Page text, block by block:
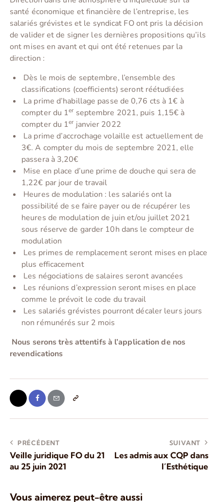
santé économique et financière de l’entreprise, les
salariés grévistes et le syndicat FO ont pris la décision
de valider et de signer les dernières propositions qu’ils
ont mises en avant et qui ont été retenues par la
direction :
Dès le mois de septembre, l’ensemble des
classifications (coefficients) seront réétudiées
La prime d’habillage passe de 0,76 cts à 1€ à
compter du 1er septembre 2021, puis 1,15€ à
compter du 1er janvier 2022
La prime d’accrochage volaille est actuellement de
3€. A compter du mois de septembre 2021, elle
passera à 3,20€
Mise en place d’une prime de douche qui sera de
1,22€ par jour de travail
Heures de modulation : les salariés ont la
possibilité de se faire payer ou de récupérer les
heures de modulation de juin et/ou juillet 2021
sous réserve de garder 10h dans le compteur de
modulation
Les primes de remplacement seront mises en place
plus efficacement
Les négociations de salaires seront avancées
Les réunions d’expression seront mises en place
comme le prévoit le code du travail
Les salariés grévistes pourront décaler leurs jours
non rémunérés sur 2 mois
Nous serons très attentifs à l’application de nos
revendications
PRÉCÉDENT
Veille juridique FO du 21
au 25 juin 2021
SUIVANT
Les admis aux CQP dans
l’Esthétique
Vous aimerez peut-être aussi